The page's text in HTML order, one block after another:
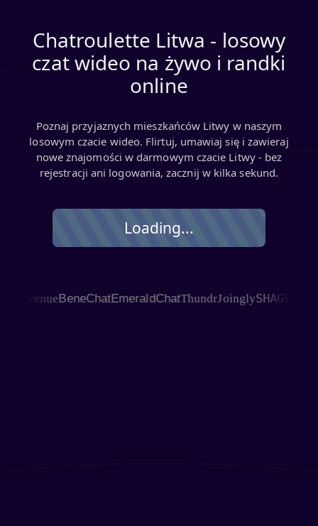
Chatroulette Litwa - losowy
czat wideo na żywo i randki
online
Poznaj przyjaznych mieszkańców Litwy w naszym
losowym czacie wideo. Flirtuj, umawiaj się i zawieraj
nowe znajomości w darmowym czacie Litwy - bez
rejestracji ani logowania, zacznij w kilka sekund.
Loading...
BeneChatEmeraldChatThundrJoinglySHAGLE